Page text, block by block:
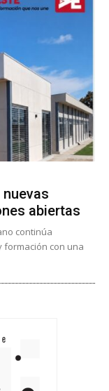
abiertas
continúa
con una